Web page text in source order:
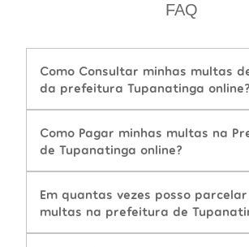
FAQ
Como Consultar minhas multas
da prefeitura Tupanatinga online?
Como Pagar minhas multas na
de Tupanatinga online?
Em quantas vezes posso
multas na prefeitura de